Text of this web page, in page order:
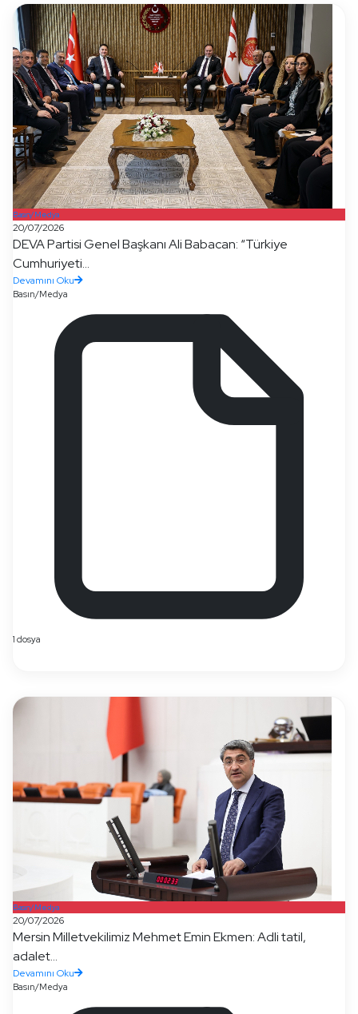
Basın/Medya
20/07/2026
DEVA Partisi Genel Başkanı Ali Babacan: “Türkiye
Cumhuriyeti...
Devamını Oku
Basın/Medya
1 dosya
Basın/Medya
20/07/2026
Mersin Milletvekilimiz Mehmet Emin Ekmen: Adli tatil,
adalet...
Devamını Oku
Basın/Medya